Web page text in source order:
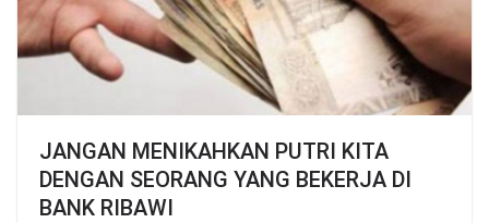
JANGAN MENIKAHKAN PUTRI KITA
DENGAN SEORANG YANG BEKERJA DI
BANK RIBAWI